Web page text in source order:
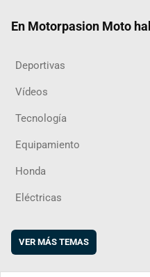
En Motorpasion Moto
Deportivas
Vídeos
Tecnología
Equipamiento
Honda
Eléctricas
VER MÁS TEMAS